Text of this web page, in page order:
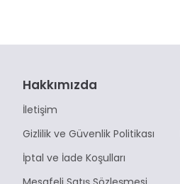
Hakkımızda
İletişim
Gizlilik ve Güvenlik Politikası
İptal ve İade Koşulları